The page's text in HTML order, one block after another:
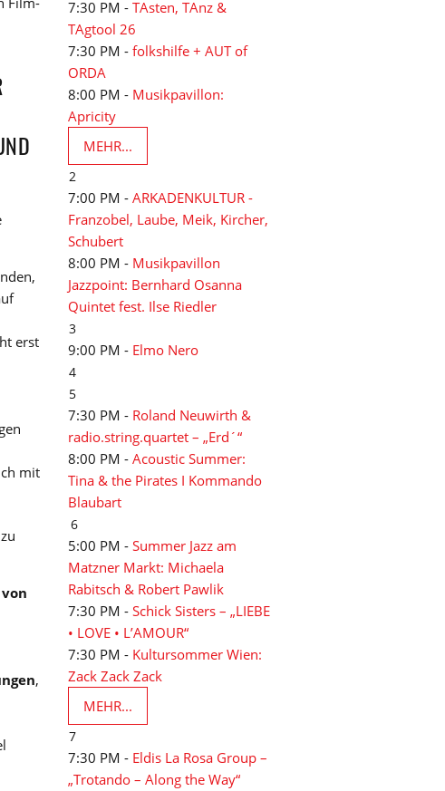
M
erst
mit
,
7:30 PM - TAsten, TAnz &
TAgtool 26
7:30 PM - folkshilfe + AUT of
ORDA
8:00 PM - Musikpavillon:
Apricity
MEHR...
2
7:00 PM - ARKADENKULTUR -
Franzobel, Laube, Meik, Kircher,
Schubert
8:00 PM - Musikpavillon
Jazzpoint: Bernhard Osanna
Quintet fest. Ilse Riedler
3
9:00 PM - Elmo Nero
4
5
7:30 PM - Roland Neuwirth &
radio.string.quartet – „Erd´“
8:00 PM - Acoustic Summer:
Tina & the Pirates I Kommando
Blaubart
6
5:00 PM - Summer Jazz am
Matzner Markt: Michaela
Rabitsch & Robert Pawlik
7:30 PM - Schick Sisters – „LIEBE
• LOVE • L’AMOUR“
7:30 PM - Kultursommer Wien:
Zack Zack Zack
MEHR...
7
7:30 PM - Eldis La Rosa Group –
„Trotando – Along the Way“